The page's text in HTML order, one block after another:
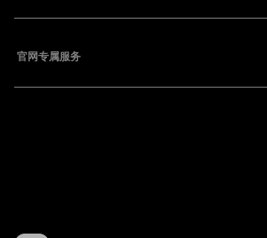
官网专属服务